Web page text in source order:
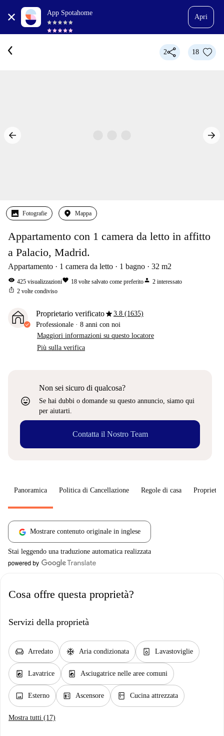
App Spotahome
Apri
2 18
Fotografie Mappa
Appartamento con 1 camera da letto in affitto
a Palacio, Madrid.
Appartamento 1 camera da letto 1 bagno 32 m2
visibility 425 visualizzazionifavorite 18 volte salvato come preferitoperson 2 interessato
ios_share 2 volte condiviso
Proprietario verificatostar3.8 (1635)
Professionale · 8 anni con noi
Maggiori informazioni su questo locatore
Più sulla verifica
sentiment_very_satisfied
Non sei sicuro di qualcosa?
Se hai dubbi o domande su questo annuncio, siamo qui
per aiutarti.
Contatta il Nostro Team
Panoramica Politica di Cancellazione Regole di casa
Mostrare contenuto originale in inglese
Stai leggendo una traduzione automatica realizzata
Cosa offre questa proprietà?
Servizi della proprietà
chair Arredato ac_unit Aria condizionata dishwasher_gen Lavastoviglie
local_laundry_service Lavatrice local_laundry_service Asciugatrice nelle aree comuni
image Esterno elevator Ascensore kitchen Cucina attrezzata
Mostra tutti (17)